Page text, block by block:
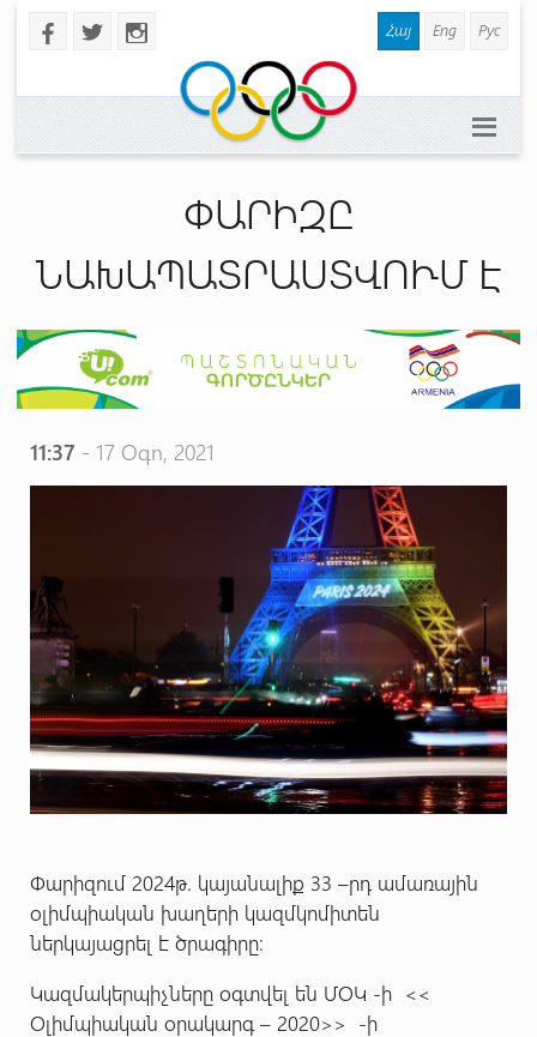
b a x Հայ Eng Рус
ՓԱՐԻԶԸ
ՆԱԽԱՊԱՏՐԱՍՏՎՈՒՄ Է
11:37 - 17 Օգո, 2021
Փարիզում 2024թ. կայանալիք 33 –րդ ամառային
օլիմպիական խաղերի կազմկոմիտեն
ներկայացրել է ծրագիրը:
Կազմակերպիչները օգտվել են ՄՕԿ -ի <<
Օլիմպիական օրակարգ – 2020>> -ի